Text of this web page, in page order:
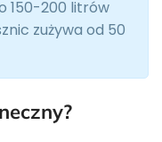
150-200 litrów
zużywa od 50